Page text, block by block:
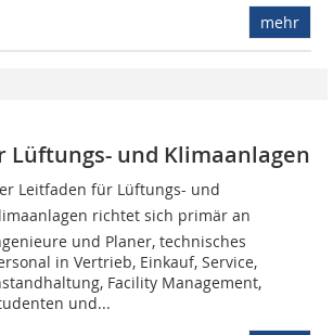
mehr
Lüftungs- und Klimaanlagen
Leitfaden für Lüftungs- und
richtet sich primär an
und Planer, technisches
in Vertrieb, Einkauf, Service,
Facility Management,
und...